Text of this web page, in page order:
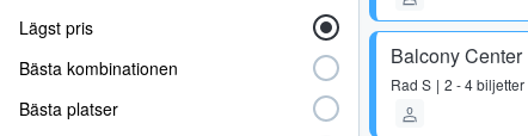
Balcony Center
Rad S 2 - 4 biljetter
Lägst pris
Bästa kombinationen
Bästa platser